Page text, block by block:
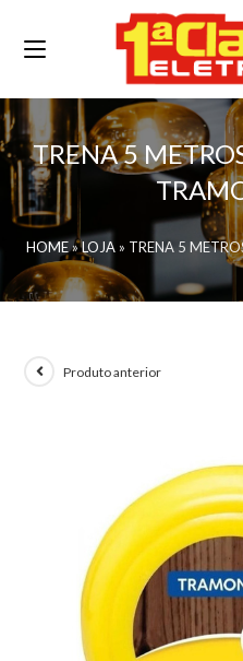
TRENA 5
HOME»LOJA » TRENA 5
Produto anterior